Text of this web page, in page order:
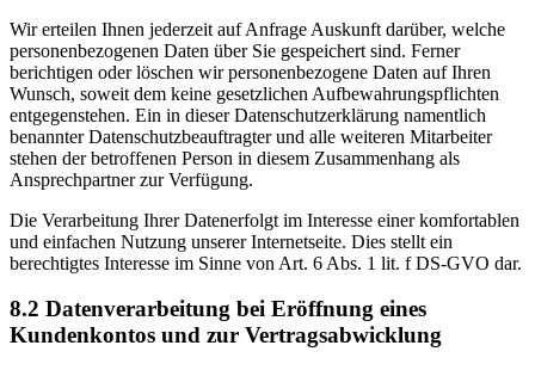
Wir erteilen Ihnen jederzeit auf Anfrage Auskunft darüber, welche
personenbezogenen Daten über Sie gespeichert sind. Ferner
berichtigen oder löschen wir personenbezogene Daten auf Ihren
Wunsch, soweit dem keine gesetzlichen Aufbewahrungspflichten
entgegenstehen. Ein in dieser Datenschutzerklärung namentlich
benannter Datenschutzbeauftragter und alle weiteren Mitarbeiter
stehen der betroffenen Person in diesem Zusammenhang als
Ansprechpartner zur Verfügung.
Die Verarbeitung Ihrer Datenerfolgt im Interesse einer komfortablen
und einfachen Nutzung unserer Internetseite. Dies stellt ein
berechtigtes Interesse im Sinne von Art. 6 Abs. 1 lit. f DS-GVO dar.
8.2 Datenverarbeitung bei Eröffnung eines
Kundenkontos und zur Vertragsabwicklung